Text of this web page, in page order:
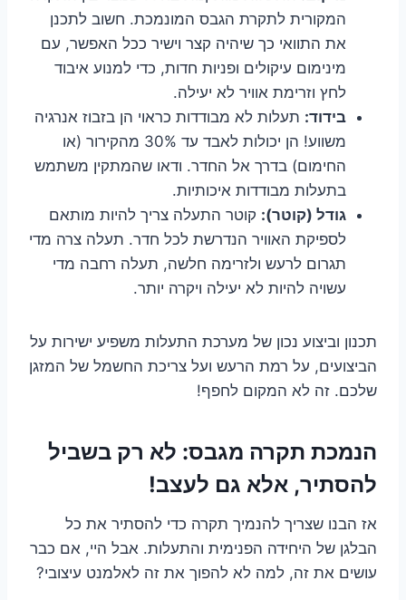
המקורית לתקרת הגבס המונמכת. חשוב לתכנן
את התוואי כך שיהיה קצר וישיר ככל האפשר, עם
מינימום עיקולים ופניות חדות, כדי למנוע איבוד
לחץ וזרימת אוויר לא יעילה.
בידוד: תעלות לא מבודדות כראוי הן בזבוז אנרגיה
משווע! הן יכולות לאבד עד 30% מהקירור (או
החימום) בדרך אל החדר. ודאו שהמתקין משתמש
בתעלות מבודדות איכותיות.
גודל (קוטר): קוטר התעלה צריך להיות מותאם
לספיקת האוויר הנדרשת לכל חדר. תעלה צרה מדי
תגרום לרעש ולזרימה חלשה, תעלה רחבה מדי
עשויה להיות לא יעילה ויקרה יותר.
תכנון וביצוע נכון של מערכת התעלות משפיע ישירות על
הביצועים, על רמת הרעש ועל צריכת החשמל של המזגן
שלכם. זה לא המקום לחפף!
הנמכת תקרה מגבס: לא רק בשביל
להסתיר, אלא גם לעצב!
אז הבנו שצריך להנמיך תקרה כדי להסתיר את כל
הבלגן של היחידה הפנימית והתעלות. אבל היי, אם כבר
עושים את זה, למה לא להפוך את זה לאלמנט עיצובי?